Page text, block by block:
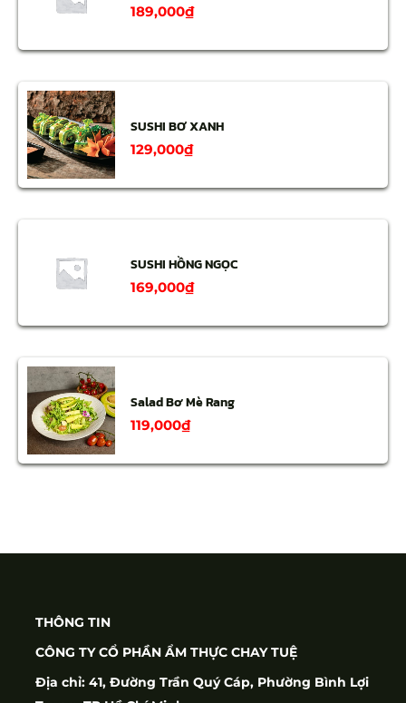
189,000₫
SUSHI BƠ XANH
129,000₫
SUSHI HỒNG NGỌC
169,000₫
Salad Bơ Mè Rang
119,000₫
THÔNG TIN
CÔNG TY CỔ PHẦN ẨM THỰC CHAY TUỆ
Địa chỉ: 41, Đường Trần Quý Cáp, Phường Bình Lợi